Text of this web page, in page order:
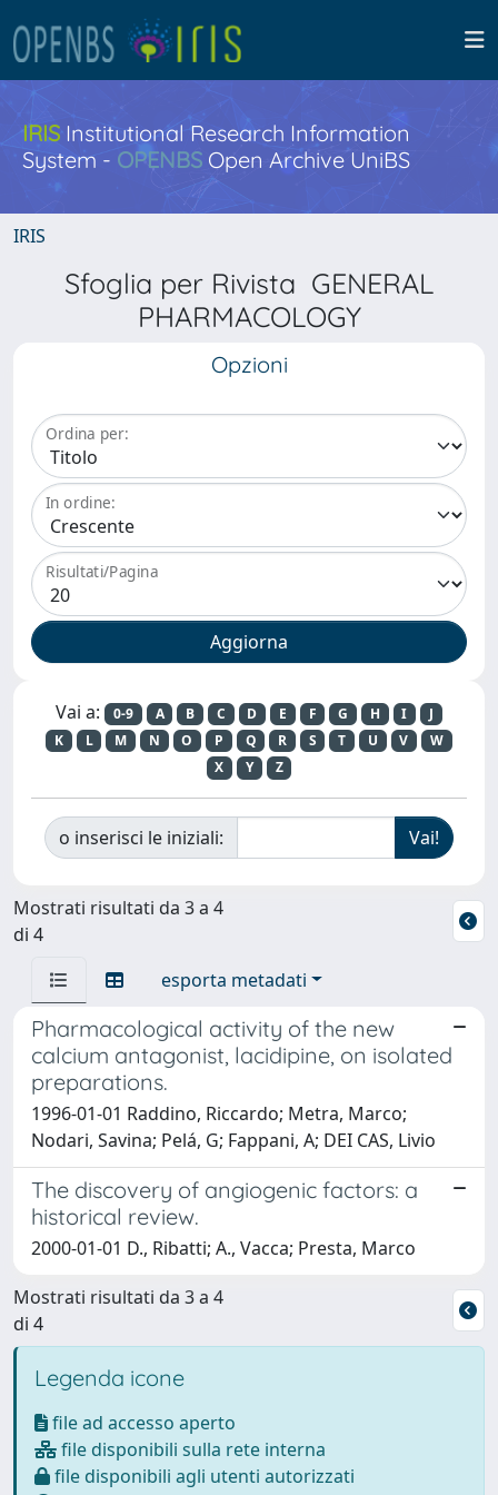
IRISInstitutional Research Information
System - OPENBS Open Archive UniBS
IRIS
Sfoglia per Rivista GENERAL
PHARMACOLOGY
Opzioni
Ordina per:
In ordine:
Risultati/Pagina
Vai a: 0-9 A B C D E F G H I
J
K
L M N O P Q R S T U V
W
X
Y Z
o inserisci le iniziali:
Mostrati risultati da 3 a 4
di 4
esporta metadati
Pharmacological activity of the new
calcium antagonist, lacidipine, on isolated
preparations.
1996-01-01 Raddino, Riccardo; Metra, Marco;
Nodari, Savina; Pelá, G; Fappani, A; DEI CAS, Livio
The discovery of angiogenic factors: a
historical review.
2000-01-01 D., Ribatti; A., Vacca; Presta, Marco
Mostrati risultati da 3 a 4
di 4
Legenda icone
file ad accesso aperto
file disponibili sulla rete interna
file disponibili agli utenti autorizzati